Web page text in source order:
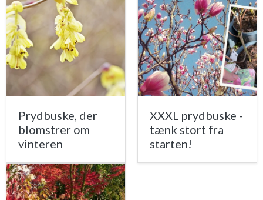
Prydbuske, der
blomstrer om
vinteren
XXXL prydbuske -
tænk stort fra
starten!